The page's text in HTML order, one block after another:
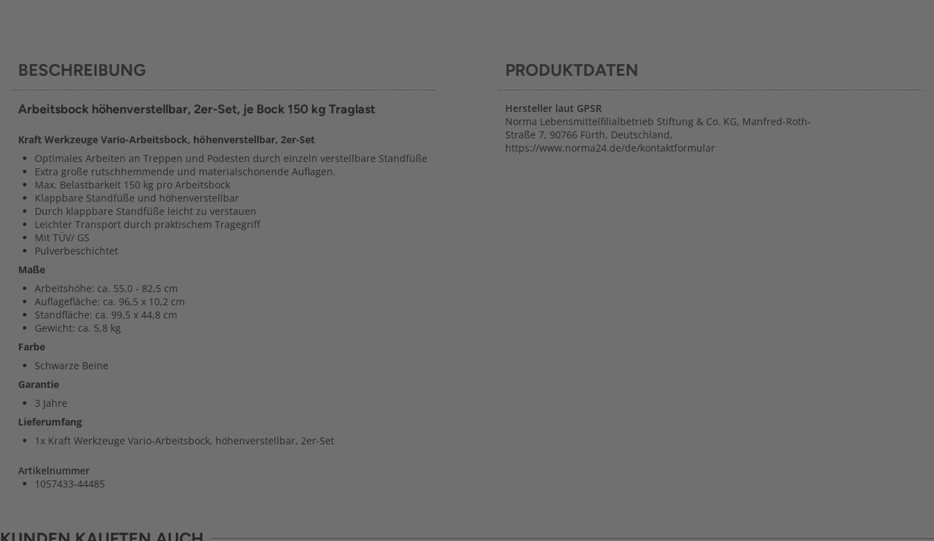
BESCHREIBUNG
Arbeitsbock höhenverstellbar, 2er-Set, je Bock 150 kg Traglast
Kraft Werkzeuge Vario-Arbeitsbock, höhenverstellbar, 2er-Set
Optimales Arbeiten an Treppen und Podesten durch einzeln verstellbare Standfüße
Extra große rutschhemmende und materialschonende Auflagen.
Max. Belastbarkeit 150 kg pro Arbeitsbock
Klappbare Standfüße und höhenverstellbar
Durch klappbare Standfüße leicht zu verstauen
Leichter Transport durch praktischem Tragegriff
Mit TÜV/ GS
Pulverbeschichtet
Maße
Arbeitshöhe: ca. 55,0 - 82,5 cm
Auflagefläche: ca. 96,5 x 10,2 cm
Standfläche: ca. 99,5 x 44,8 cm
Gewicht: ca. 5,8 kg
Farbe
Schwarze Beine
Garantie
3 Jahre
Lieferumfang
1x Kraft Werkzeuge Vario-Arbeitsbock, höhenverstellbar, 2er-Set
Artikelnummer
1057433-44485
PRODUKTDATEN
Hersteller laut GPSR
Norma Lebensmittelfilialbetrieb Stiftung & Co. KG, Manfred-Roth-
Straße 7, 90766 Fürth, Deutschland,
https://www.norma24.de/de/kontaktformular